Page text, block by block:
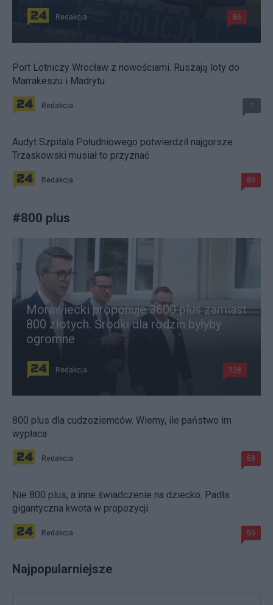
Redakcja 86
Port Lotniczy Wrocław z nowościami. Ruszają loty do
Marrakeszu i Madrytu
Redakcja 1
Audyt Szpitala Południowego potwierdził najgorsze.
Trzaskowski musiał to przyznać
Redakcja 80
#800 plus
Morawiecki proponuje 3600 plus zamiast
800 złotych. Środki dla rodzin byłyby
ogromne
Redakcja 228
800 plus dla cudzoziemców. Wiemy, ile państwo im
wypłaca
Redakcja 58
Nie 800 plus, a inne świadczenie na dziecko. Padła
gigantyczna kwota w propozycji
Redakcja 55
Najpopularniejsze